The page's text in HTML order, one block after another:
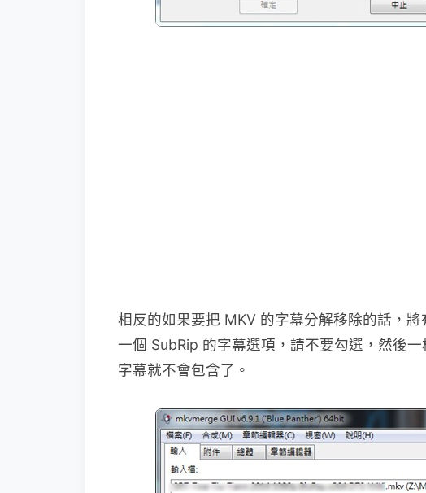
相反的如果要把 MKV 的字幕分解移除的話，
一個 SubRip 的字幕選項，請不要勾選，然後
字幕就不會包含了。